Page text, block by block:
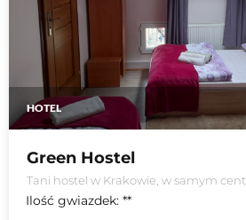
HOTEL
Green Hostel
Tani hostel w Krakowie, w samym
miasta. Zlokalizowany w zabytkowej
centrum Krakowa, na Kazimierzu.
Ilość gwiazdek: **